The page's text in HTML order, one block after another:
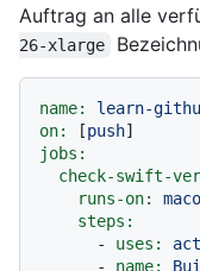
Auftrag an alle
26-xlarge
name:
learn-
on:
[push
jobs:
check-swift-
runs-on:
steps:
-
uses:
-
name: